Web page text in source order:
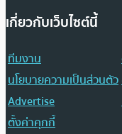
เกี่ยวกับเว็บไซต์นี้
ทีมงาน
นโยบายความเป็นส่วนตัว
Advertise
ตั้งค่าคุกกี้